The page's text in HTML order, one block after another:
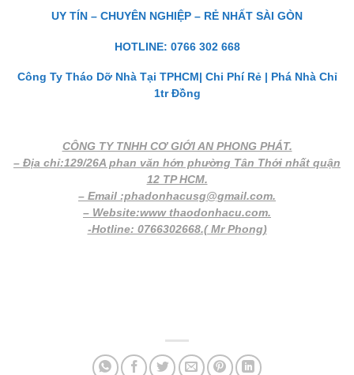
UY TÍN – CHUYÊN NGHIỆP – RẺ NHẤT SÀI GÒN
HOTLINE: 0766 302 668
Công Ty Tháo Dỡ Nhà Tại TPHCM| Chi Phí Rẻ | Phá Nhà Chỉ
1tr Đồng
CÔNG TY TNHH CƠ GIỚI AN PHONG PHÁT.
– Địa chỉ:129/26A phan văn hớn phường Tân Thới nhất quận
12 TP HCM.
– Email :phadonhacusg@gmail.com.
– Website:www thaodonhacu.com.
-Hotline: 0766302668.( Mr Phong)